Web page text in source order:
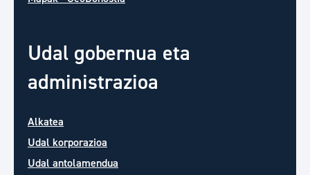
Udal gobernua eta
administrazioa
Alkatea
Udal korporazioa
Udal antolamendua